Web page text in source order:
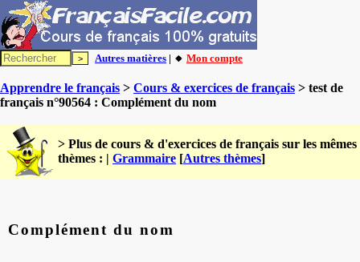
Autres matières | 🔸 Mon compte
Apprendre le français > Cours & exercices de français > test de
français n°90564 : Complément du nom
> Plus de cours & d'exercices de français sur les mêmes
thèmes : | Grammaire [Autres thèmes]
Complément du nom